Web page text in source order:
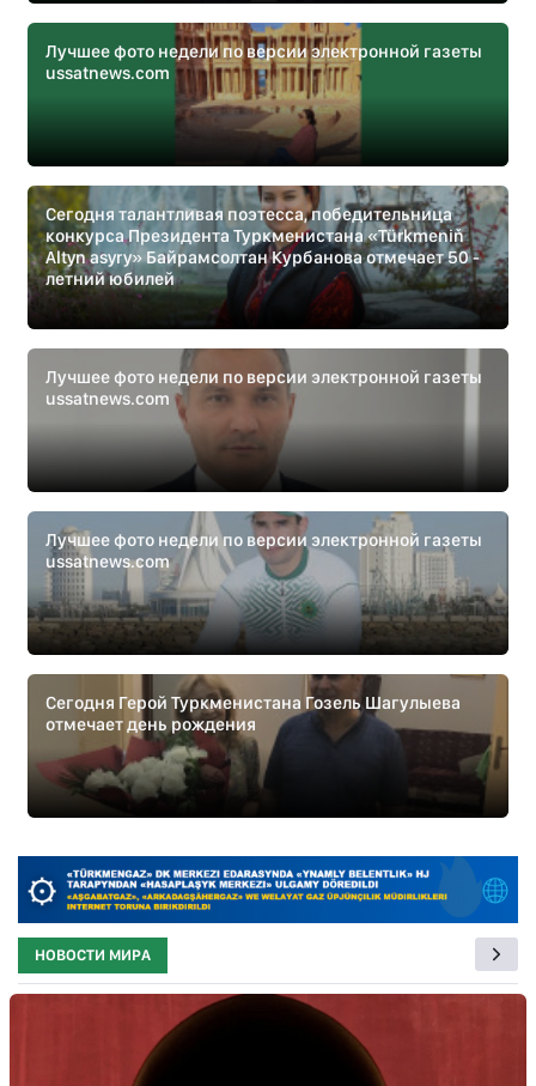
Лучшее фото недели по версии электронной газеты
ussatnews.com
Сегодня талантливая поэтесса, победительница
конкурса Президента Туркменистана «Türkmeniň
Altyn asyry» Байрамсолтан Курбанова отмечает 50 -
летний юбилей
Лучшее фото недели по версии электронной газеты
ussatnews.com
Лучшее фото недели по версии электронной газеты
ussatnews.com
Сегодня Герой Туркменистана Гозель Шагулыева
отмечает день рождения
НОВОСТИ МИРА